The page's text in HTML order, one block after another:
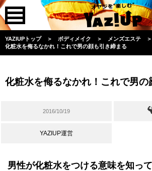
YAZIUPトップ ＞ ボディメイク ＞ メンズエステ
＞
化粧水を侮るなかれ！これで男の顔も引き締まる
化粧水を侮るなかれ！これで男の
2016/10/19
YAZIUP運営
男性が化粧水をつける意味を知っ